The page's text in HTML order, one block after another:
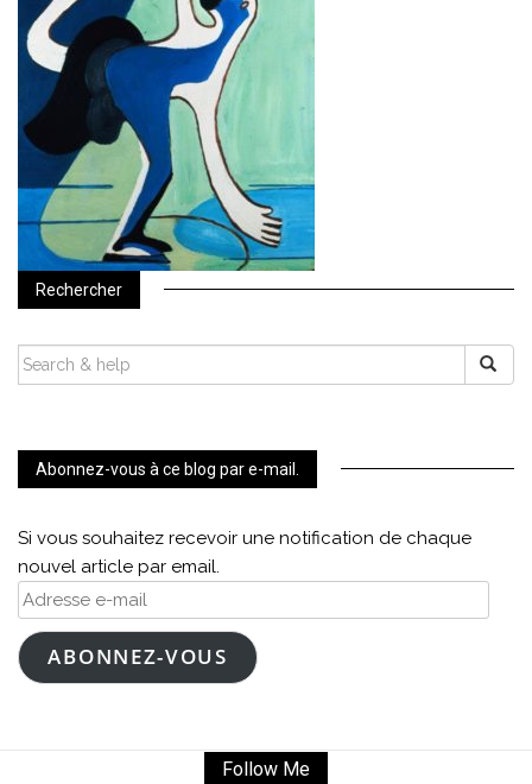
Rechercher
SEARCH
FOR:
Abonnez-vous à ce blog par e-mail.
Si vous souhaitez recevoir une notification de chaque
nouvel article par email.
Adresse
e-
mailABONNEZ-VOUS
Follow Me